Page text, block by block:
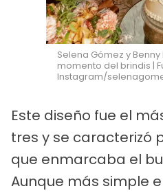
Selena Gómez y
momento del brindis |
Instagram/
Este diseño fue el
tres y se caracterizó
que enmarcaba el
Aunque más simple